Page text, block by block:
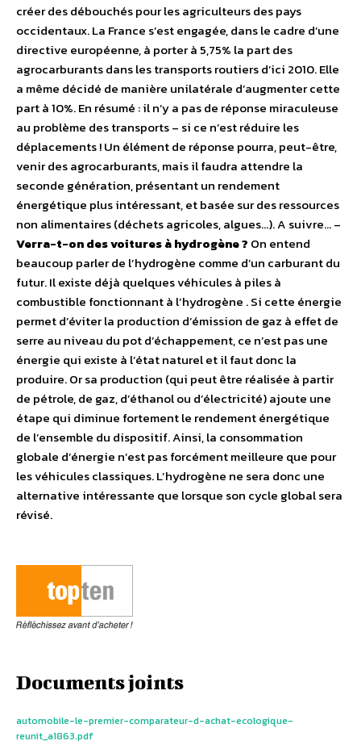
créer des débouchés pour les agriculteurs des pays
occidentaux. La France s’est engagée, dans le cadre d’une
directive européenne, à porter à 5,75% la part des
agrocarburants dans les transports routiers d’ici 2010. Elle
a même décidé de manière unilatérale d’augmenter cette
part à 10%. En résumé : il n’y a pas de réponse miraculeuse
au problème des transports – si ce n’est réduire les
déplacements ! Un élément de réponse pourra, peut-être,
venir des agrocarburants, mais il faudra attendre la
seconde génération, présentant un rendement
énergétique plus intéressant, et basée sur des ressources
non alimentaires (déchets agricoles, algues…). A suivre… –
Verra-t-on des voitures à hydrogène ? On entend
beaucoup parler de l’hydrogène comme d’un carburant du
futur. Il existe déjà quelques véhicules à piles à
combustible fonctionnant à l’hydrogène . Si cette énergie
permet d’éviter la production d’émission de gaz à effet de
serre au niveau du pot d’échappement, ce n’est pas une
énergie qui existe à l’état naturel et il faut donc la
produire. Or sa production (qui peut être réalisée à partir
de pétrole, de gaz, d’éthanol ou d’électricité) ajoute une
étape qui diminue fortement le rendement énergétique
de l’ensemble du dispositif. Ainsi, la consommation
globale d’énergie n’est pas forcément meilleure que pour
les véhicules classiques. L’hydrogène ne sera donc une
alternative intéressante que lorsque son cycle global sera
révisé.
Documents joints
automobile-le-premier-comparateur-d-achat-ecologique-
reunit_a1863.pdf